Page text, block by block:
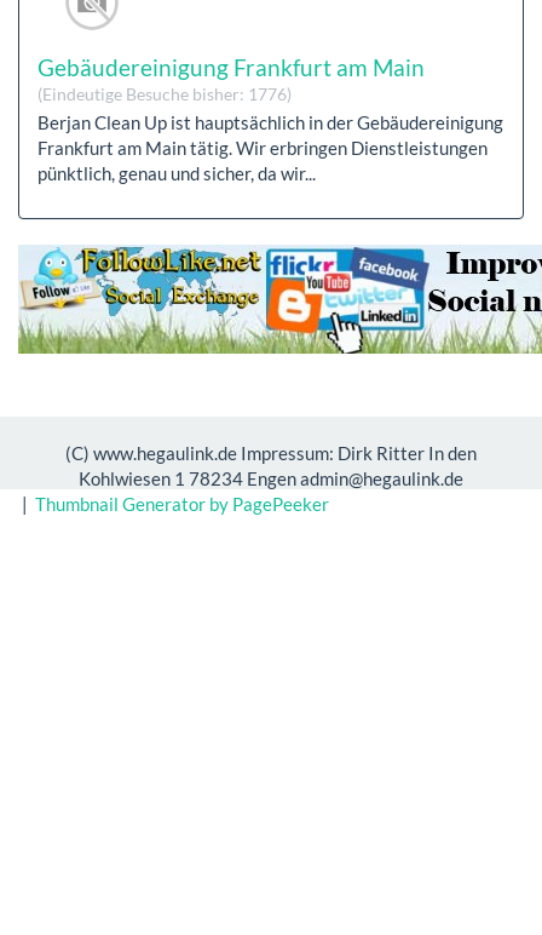
Gebäudereinigung Frankfurt am Main
(Eindeutige Besuche bisher: 1776)
Berjan Clean Up ist hauptsächlich in der Gebäudereinigung
Frankfurt am Main tätig. Wir erbringen Dienstleistungen
pünktlich, genau und sicher, da wir...
(C) www.hegaulink.de Impressum: Dirk Ritter In den
Kohlwiesen 1 78234 Engen admin@hegaulink.de
| Thumbnail Generator by PagePeeker